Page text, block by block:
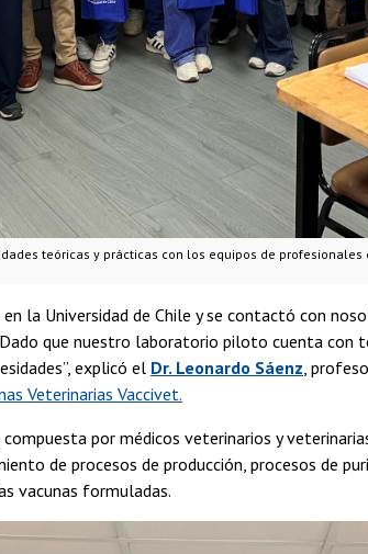
teóricas y prácticas con los equipos de profesionales
la Universidad de Chile y se contactó con
que nuestro laboratorio piloto cuenta con
explicó el Dr. Leonardo Sáenz ,
Veterinarias Vaccivet.
por médicos veterinarios y
de procesos de producción, procesos de
vacunas formuladas.